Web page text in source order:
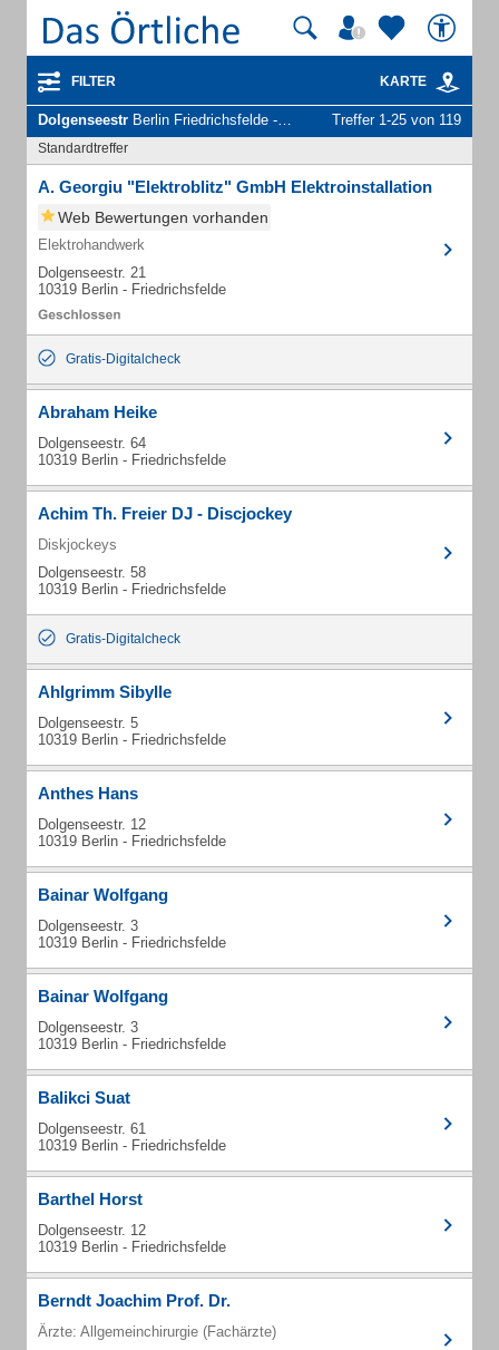
FILTER KARTE
Dolgenseestr Berlin Friedrichsfelde - Unternehmen und Personen Treffer 1-25 von 119
Standardtreffer
A. Georgiu "Elektroblitz" GmbH Elektroinstallation
Web Bewertungen vorhanden
Elektrohandwerk
Dolgenseestr. 21
10319 Berlin - Friedrichsfelde
Gratis-Digitalcheck
Abraham Heike
Dolgenseestr. 64
10319 Berlin - Friedrichsfelde
Achim Th. Freier DJ - Discjockey
Diskjockeys
Dolgenseestr. 58
10319 Berlin - Friedrichsfelde
Gratis-Digitalcheck
Ahlgrimm Sibylle
Dolgenseestr. 5
10319 Berlin - Friedrichsfelde
Anthes Hans
Dolgenseestr. 12
10319 Berlin - Friedrichsfelde
Bainar Wolfgang
Dolgenseestr. 3
10319 Berlin - Friedrichsfelde
Bainar Wolfgang
Dolgenseestr. 3
10319 Berlin - Friedrichsfelde
Balikci Suat
Dolgenseestr. 61
10319 Berlin - Friedrichsfelde
Barthel Horst
Dolgenseestr. 12
10319 Berlin - Friedrichsfelde
Berndt Joachim Prof. Dr.
Ärzte: Allgemeinchirurgie (Fachärzte)